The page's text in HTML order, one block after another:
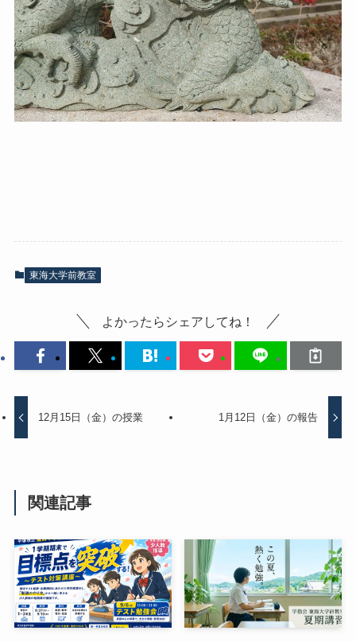
東海大学前教室
よかったらシェアしてね！
12月15日（金）の授業 1月12日（金）の報告
関連記事